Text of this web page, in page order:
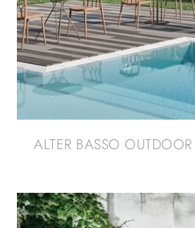
ALTER BASSO OUTDOOR